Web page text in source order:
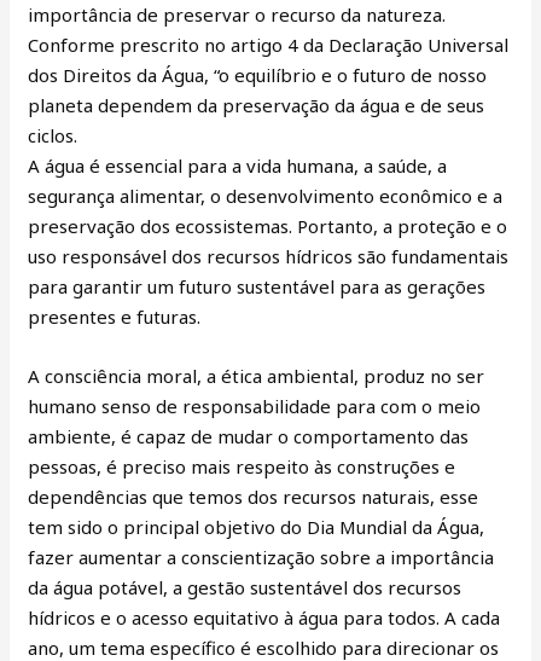
importância de preservar o recurso da natureza.
Conforme prescrito no artigo 4 da Declaração Universal
dos Direitos da Água, “o equilíbrio e o futuro de nosso
planeta dependem da preservação da água e de seus
ciclos.
A água é essencial para a vida humana, a saúde, a
segurança alimentar, o desenvolvimento econômico e a
preservação dos ecossistemas. Portanto, a proteção e o
uso responsável dos recursos hídricos são fundamentais
para garantir um futuro sustentável para as gerações
presentes e futuras.
A consciência moral, a ética ambiental, produz no ser
humano senso de responsabilidade para com o meio
ambiente, é capaz de mudar o comportamento das
pessoas, é preciso mais respeito às construções e
dependências que temos dos recursos naturais, esse
tem sido o principal objetivo do Dia Mundial da Água,
fazer aumentar a conscientização sobre a importância
da água potável, a gestão sustentável dos recursos
hídricos e o acesso equitativo à água para todos. A cada
ano, um tema específico é escolhido para direcionar os